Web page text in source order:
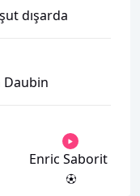
dışarda
Daubin
Enric Saborit